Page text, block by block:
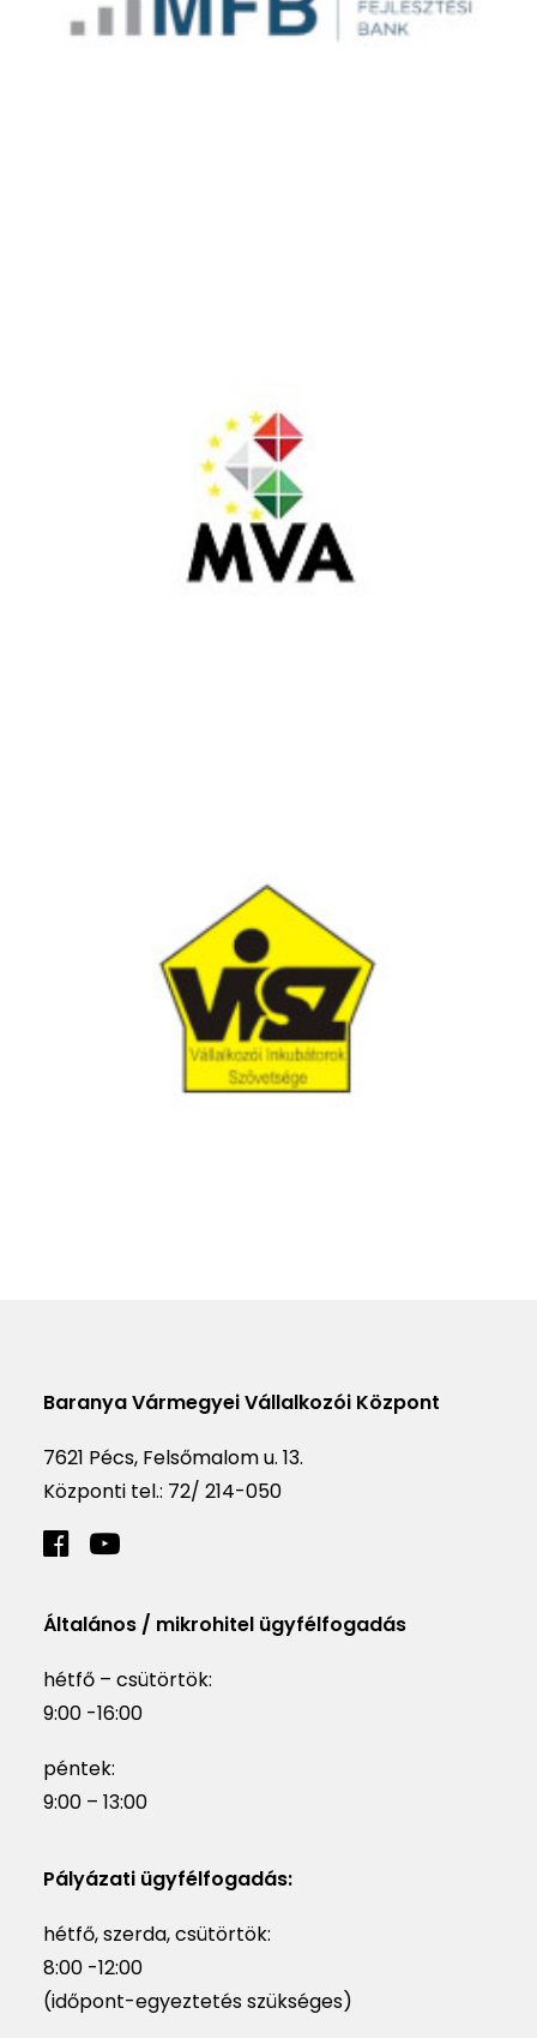
Baranya Vármegyei Vállalkozói Központ
7621 Pécs, Felsőmalom u. 13.
Központi tel.: 72/ 214-050
Általános / mikrohitel ügyfélfogadás
hétfő – csütörtök:
9:00 -16:00
péntek:
9:00 – 13:00
Pályázati ügyfélfogadás:
hétfő, szerda, csütörtök:
8:00 -12:00
(időpont-egyeztetés szükséges)